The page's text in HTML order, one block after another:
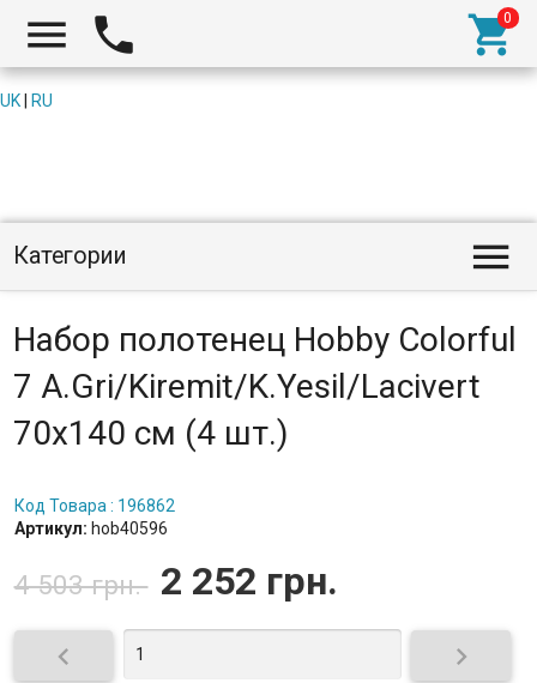
  
UK RU
Категории 
Набор полотенец Hobby Colorful
7 A.Gri/Kiremit/K.Yesil/Lacivert
70x140 см (4 шт.)
Код Товара : 196862
Артикул: hob40596
4 503 грн. 2 252 грн.
 